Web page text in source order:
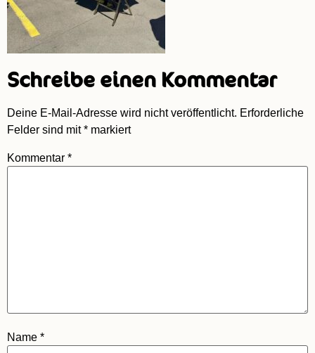
Schreibe einen Kommentar
Deine E-Mail-Adresse wird nicht veröffentlicht. Erforderliche
Felder sind mit* markiert
Kommentar *
Name *